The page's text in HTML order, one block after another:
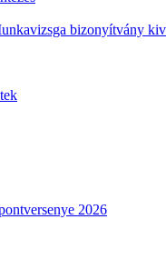
bizonyítvány
2026